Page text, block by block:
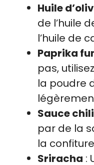
Huile
de l’huile
l’huile de
Paprika
pas,
la poudre
Sauce
par de la
la
Sriracha :